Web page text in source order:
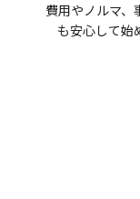
費用やノルマ、
も安心して始